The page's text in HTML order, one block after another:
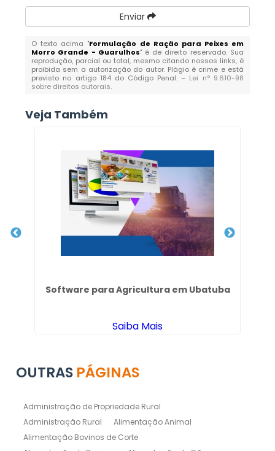
Enviar
O texto acima "Formulação de Ração para Peixes em
Morro Grande - Guarulhos" é de direito reservado. Sua
reprodução, parcial ou total, mesmo citando nossos links, é
proibida sem a autorização do autor. Plágio é crime e está
previsto no artigo 184 do Código Penal. – Lei n° 9.610-98
sobre direitos autorais.
Veja Também
Software para Agricultura em Ubatuba
Saiba Mais
OUTRAS PÁGINAS
Administração de Propriedade Rural
Administração Rural
Alimentação Animal
Alimentação Bovinos de Corte